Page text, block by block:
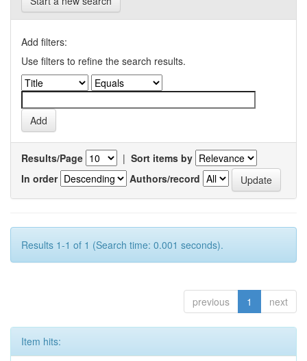
Add filters:
Use filters to refine the search results.
Results/Page | Sort items by
In order
Authors/record
Results 1-1 of 1 (Search time: 0.001 seconds).
previous 1 next
Item hits: